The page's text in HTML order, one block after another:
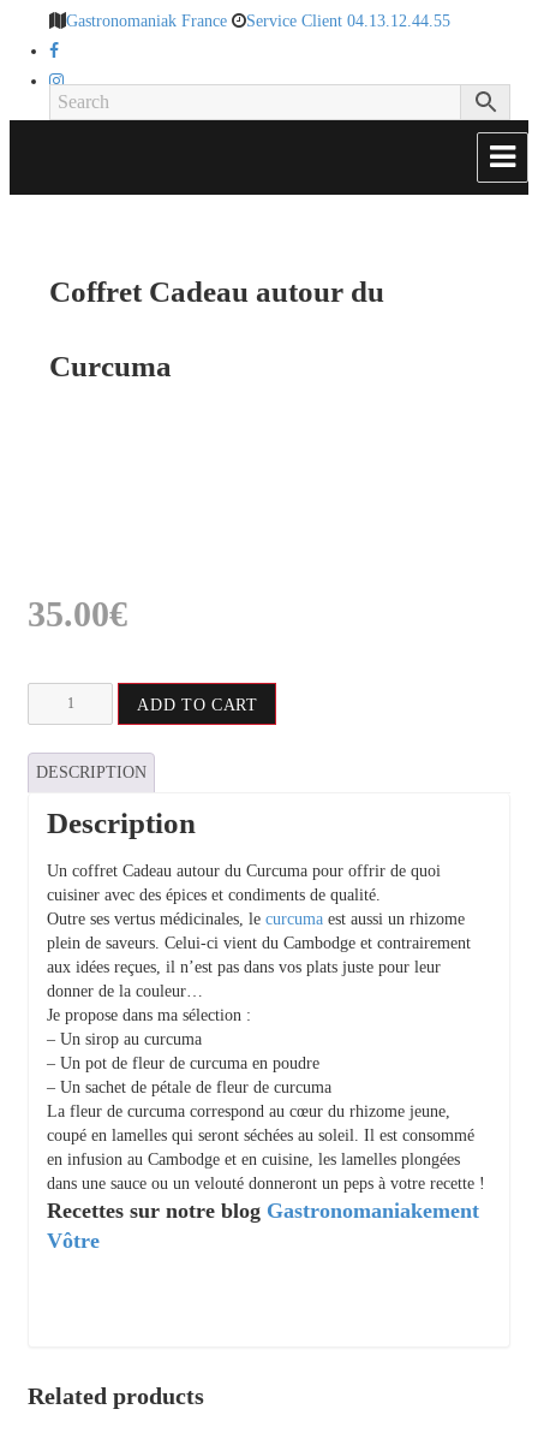
Gastronomaniak France Service Client 04.13.12.44.55
Coffret Cadeau autour du
Curcuma
35.00€
Cadeau
du
Curcuma
quantity
ADD TO CART
DESCRIPTION
Description
Un coffret Cadeau autour du Curcuma pour offrir de quoi
cuisiner avec des épices et condiments de qualité.
Outre ses vertus médicinales, le curcuma est aussi un rhizome
plein de saveurs. Celui-ci vient du Cambodge et contrairement
aux idées reçues, il n’est pas dans vos plats juste pour leur
donner de la couleur…
Je propose dans ma sélection :
– Un sirop au curcuma
– Un pot de fleur de curcuma en poudre
– Un sachet de pétale de fleur de curcuma
La fleur de curcuma correspond au cœur du rhizome jeune,
coupé en lamelles qui seront séchées au soleil. Il est consommé
en infusion au Cambodge et en cuisine, les lamelles plongées
dans une sauce ou un velouté donneront un peps à votre recette !
Recettes sur notre blog Gastronomaniakement
Vôtre
Related products